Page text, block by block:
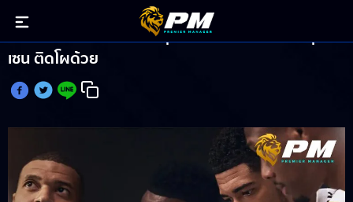
เรอัล มาดริด เผยรายชื่อลุยสโมสรโลก เทรนท์ – ฮุย
เซน ติดโผด้วย